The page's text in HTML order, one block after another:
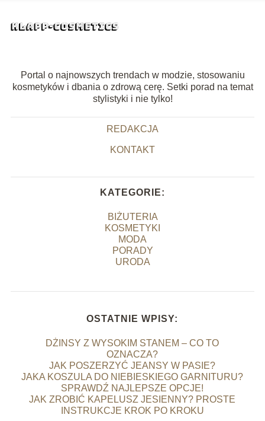
Portal o najnowszych trendach w modzie, stosowaniu
kosmetyków i dbania o zdrową cerę. Setki porad na temat
stylistyki i nie tylko!
REDAKCJA
KONTAKT
KATEGORIE:
BIŻUTERIA
KOSMETYKI
MODA
PORADY
URODA
OSTATNIE WPISY:
DŻINSY Z WYSOKIM STANEM – CO TO
OZNACZA?
JAK POSZERZYĆ JEANSY W PASIE?
JAKA KOSZULA DO NIEBIESKIEGO GARNITURU?
SPRAWDŹ NAJLEPSZE OPCJE!
JAK ZROBIĆ KAPELUSZ JESIENNY? PROSTE
INSTRUKCJE KROK PO KROKU